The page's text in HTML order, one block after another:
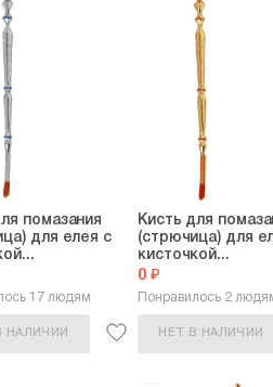
помазания
для елея с
17 людям
НАЛИЧИИ
Кисть для
(стрючица) для
кисточкой...
0 ₽
Понравилось 2
НЕТ В НАЛИЧИИ